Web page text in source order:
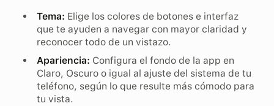
Tema: Elige los colores de botones e interfaz
que te ayuden a navegar con mayor claridad y
reconocer todo de un vistazo.
Apariencia: Configura el fondo de la app en
Claro, Oscuro o igual al ajuste del sistema de tu
teléfono, según lo que resulte más cómodo para
tu vista.